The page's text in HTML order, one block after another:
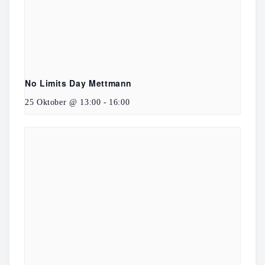
No Limits Day Mettmann
25 Oktober @ 13:00 - 16:00